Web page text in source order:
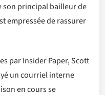
principal bailleur de
empressée de rassurer
par Insider Paper, Scott
un courriel interne
en cours se